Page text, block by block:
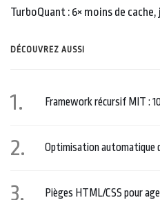
TurboQuant : 6× moins de cache,
DÉCOUVREZ AUSSI
Framework récursif MIT :
Optimisation automatique
Pièges HTML/CSS pour